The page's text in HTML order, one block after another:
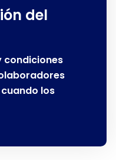
del
condiciones
los